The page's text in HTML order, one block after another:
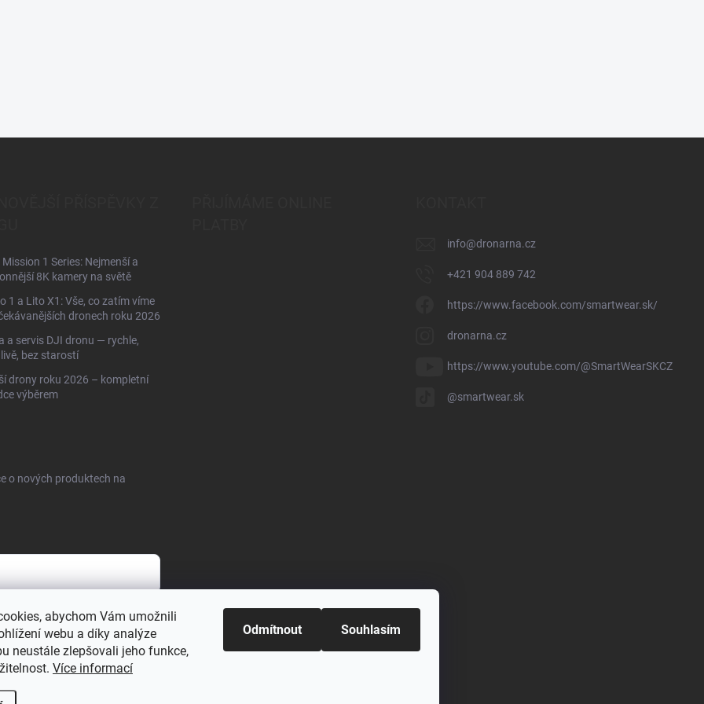
abychom Vám umožnili
webu a díky analýze
neustále zlepšovali jeho funkce,
Více informací
Odmítnout Souhlasím
1 Series: Nejmenší a
8K kamery na světě
1 a Lito X1: Vše, co zatím víme
dronech roku 2026
a servis DJI dronu — rychle,
bez starostí
drony roku 2026 – kompletní
výběrem
info@dronarna.cz
+421 904 889 742
https://www.facebook.com/smartwear.sk/
dronarna.cz
https://www.youtube.com/@SmartWearSKCZ
@smartwear.sk
o nových produktech na
údajů